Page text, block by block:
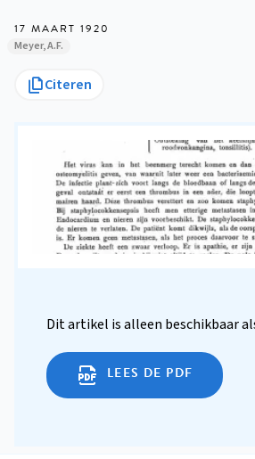
17 MAART 1920
Meyer, A.F.
Citeren
Dit artikel is alleen beschikbaar
LEES DE PDF